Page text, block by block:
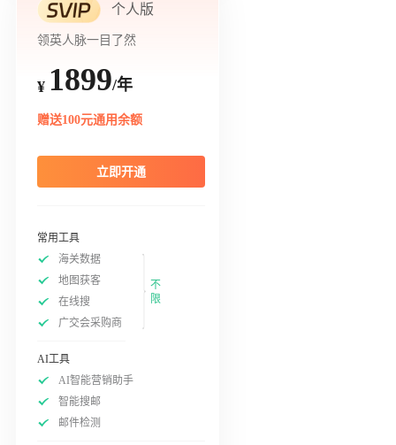
个人版
领英人脉一目了然
¥ 1899/年
赠送100元通用余额
立即开通
常用工具
海关数据
地图获客
在线搜
广交会采购商
不
限
AI工具
AI智能营销助手
智能搜邮
邮件检测